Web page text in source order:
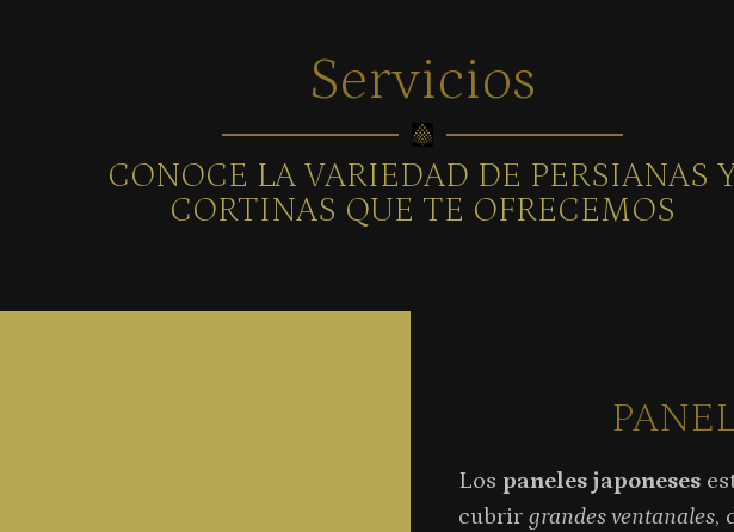
Servicios
CONOCE LA VARIEDAD DE PERSIANAS
CORTINAS QUE TE OFRECEMOS
Los paneles japoneses
cubrir grandes ventanales,